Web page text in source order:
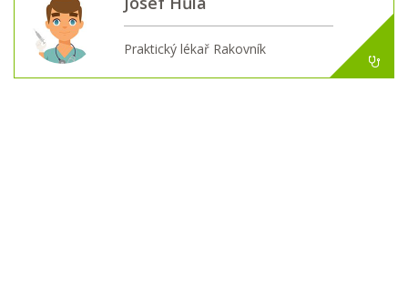
Praktický lékař Rakovník